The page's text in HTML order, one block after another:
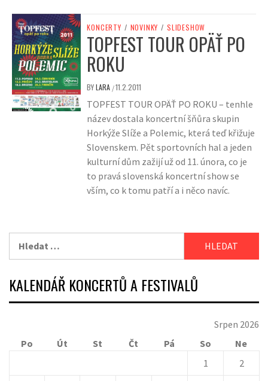
KONCERTY / NOVINKY / SLIDESHOW
TOPFEST TOUR OPÄŤ PO
ROKU
BYLARA /11.2.2011
TOPFEST TOUR OPÄŤ PO ROKU – tenhle
název dostala koncertní šňůra skupin
Horkýže Slíže a Polemic, která teď křižuje
Slovenskem. Pět sportovních hal a jeden
kulturní dům zažijí už od 11. února, co je
to pravá slovenská koncertní show se
vším, co k tomu patří a i něco navíc.
KALENDÁŘ KONCERTŮ A FESTIVALŮ
Srpen 2026
Po
Út St Čt Pá So
Ne
1
2